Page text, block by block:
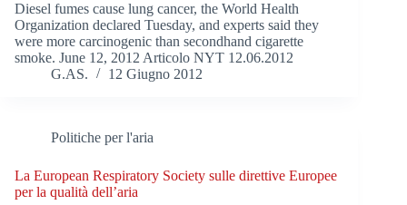
Diesel fumes cause lung cancer, the World Health
Organization declared Tuesday, and experts said they
were more carcinogenic than secondhand cigarette
smoke. June 12, 2012 Articolo NYT 12.06.2012
G.AS.
12 Giugno 2012
Politiche per l'aria
La European Respiratory Society sulle direttive Europee
per la qualità dell’aria